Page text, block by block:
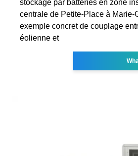
stockage par batteries en zone
centrale de Petite-Place à Marie-
exemple concret de couplage
éolienne et